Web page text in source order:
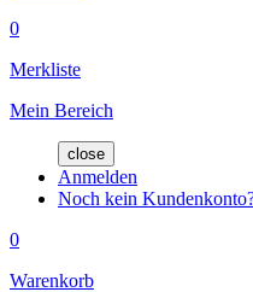
0
Merkliste
Mein Bereich
close
Anmelden
Noch kein
0
Warenkorb